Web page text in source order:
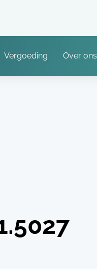
Vergoeding Over ons